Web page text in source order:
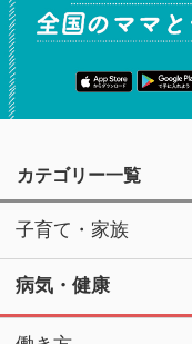
カテゴリー一覧
子育て・家族
病気・健康